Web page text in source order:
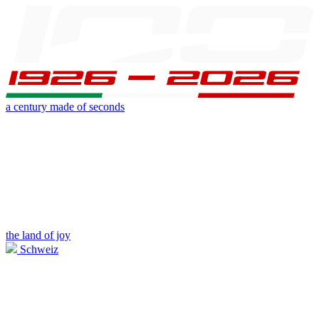
a century made of seconds
the land of joy
Schweiz